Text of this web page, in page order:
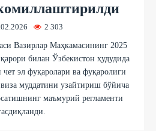
2 303
Вазирлар Маҳкамасининг 2025
билан Ўзбекистон ҳудудида
чет эл фуқаролари ва фуқаролиги
муддатини узайтириш бўйича
маъмурий регламенти